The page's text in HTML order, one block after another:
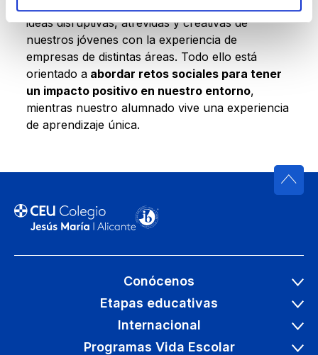
ideas disruptivas, atrevidas y creativas de
nuestros jóvenes con la experiencia de
empresas de distintas áreas. Todo ello está
orientado aabordar retos sociales para tener
un impacto positivo en nuestro entorno,
mientras nuestro alumnado vive una experiencia
de aprendizaje única.
Conócenos
Etapas educativas
Internacional
Programas Vida Escolar